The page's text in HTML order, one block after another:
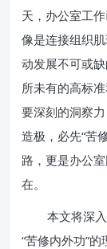
天，办公室工
像是连接组织
动发展不可或
所未有的高标
要深刻的洞察
造极，必先“苦
路，更是办公
在。
本文将深
“苦修内外功”